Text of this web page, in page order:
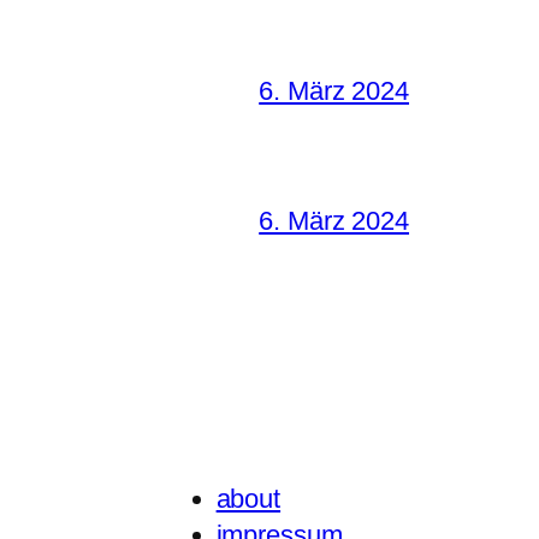
6. März 2024
6. März 2024
about